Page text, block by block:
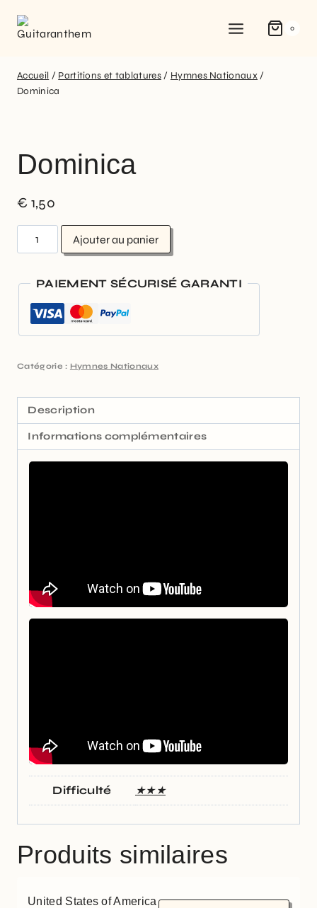
0
Accueil / Partitions et tablatures / Hymnes Nationaux /
Dominica
Dominica
€ 1,50
Ajouter au panier
PAIEMENT SÉCURISÉ GARANTI
Catégorie : Hymnes Nationaux
Description
Informations complémentaires
Difficulté ★★★
Produits similaires
United States of America